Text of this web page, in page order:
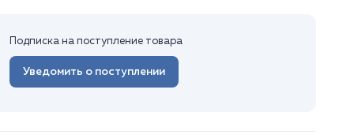
Подписка на поступление товара
Уведомить о поступлении